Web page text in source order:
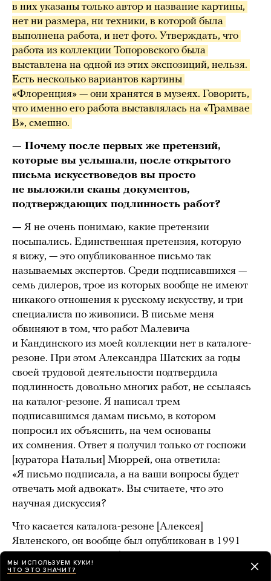
в них указаны только автор и название картины,
нет ни размера, ни техники, в которой была
выполнена работа, и нет фото. Утверждать, что
работа из коллекции Топоровского была
выставлена на одной из этих экспозиций, нельзя.
Есть несколько вариантов картины
«Флоренция» — они хранятся в музеях. Говорить,
что именно его работа выставлялась на «Трамвае
В», смешно.
— Почему после первых же претензий,
которые вы услышали, после открытого
письма искусствоведов вы просто
не выложили сканы документов,
подтверждающих подлинность работ?
— Я не очень понимаю, какие претензии
посыпались. Единственная претензия, которую
я вижу, — это опубликованное письмо так
называемых экспертов. Среди подписавшихся —
семь дилеров, трое из которых вообще не имеют
никакого отношения к русскому искусству, и три
специалиста по живописи. В письме меня
обвиняют в том, что работ Малевича
и Кандинского из моей коллекции нет в каталоге-
резоне. При этом Александра Шатских за годы
своей трудовой деятельности подтвердила
подлинность довольно многих работ, не ссылаясь
на каталог-резоне. Я написал трем
подписавшимся дамам письмо, в котором
попросил их объяснить, на чем основаны
их сомнения. Ответ я получил только от госпожи
[куратора Натальи] Мюррей, она ответила:
«Я письмо подписала, а на ваши вопросы будет
отвечать мой адвокат». Вы считаете, что это
научная дискуссия?
Что касается каталога-резоне [Алексея]
Явленского, он вообще был опубликован в 1991
году — а значит, те работы, которых к тому
времени еще не было в Европе, в него не попали.
МЫ ИСПОЛЬЗУЕМ КУКИ!
ЧТО ЭТО ЗНАЧИТ?